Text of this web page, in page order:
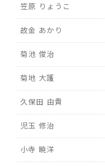
笠原 りょうこ
故金 あかり
菊池 俊治
菊地 大護
久保田 由貴
児玉 修治
小寺 暁洋